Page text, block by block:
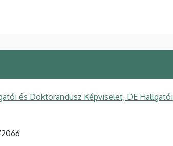
és Doktorandusz Képviselet, DE Hallgatói